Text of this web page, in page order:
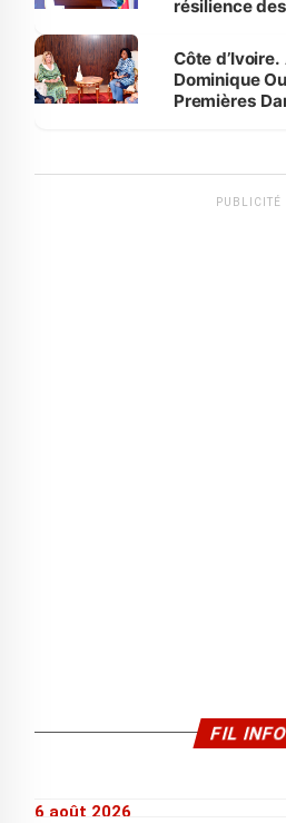
résilience
Côte
Dominique
Premières
PUBLICITÉ
FIL INFO
6 août 2026